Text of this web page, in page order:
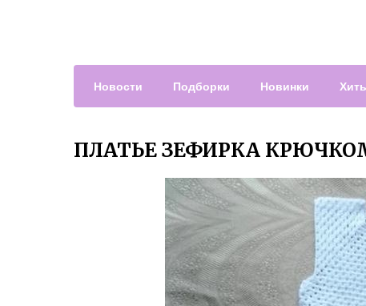
Новости Подборки Новинки
ПЛАТЬЕ ЗЕФИРКА